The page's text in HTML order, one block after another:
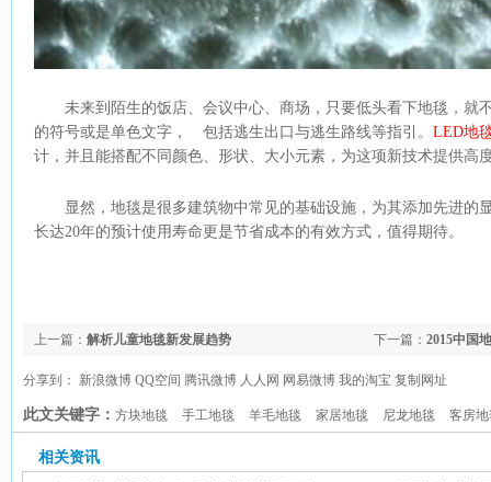
未来到陌生的饭店、会议中心、商场，只要低头看下地毯，就
的符号或是单色文字， 包括逃生出口与逃生路线等指引。 LED地
计，并且能搭配不同颜色、形状、大小元素，为这项新技术提供高
显然，地毯是很多建筑物中常见的基础设施，为其添加先进的
长达20年的预计使用寿命更是节省成本的有效方式，值得期待。
下一篇： 2015中国
上一篇： 解析儿童地毯新发展趋势
分享到： 新浪微博 QQ空间 腾讯微博 人人网 网易微博 我的淘宝 复制网址
此文关键字： 方块地毯 手工地毯 羊毛地毯 家居地毯 尼龙地毯 客房
相关资讯